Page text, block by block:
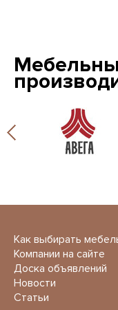
Как выбирать
Компании на сайте
Доска объявлений
Новости
Статьи